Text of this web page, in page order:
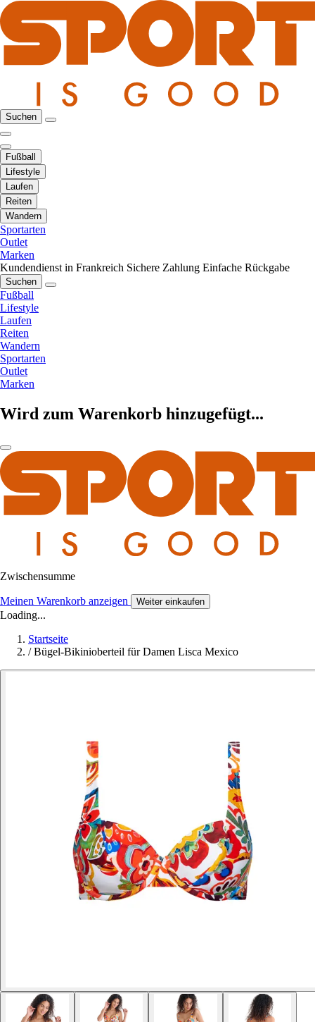
Suchen
Fußball
Lifestyle
Laufen
Reiten
Wandern
Sportarten
Outlet
Marken
Kundendienst in Frankreich Sichere Zahlung Einfache Rückgabe
Suchen
Fußball
Lifestyle
Laufen
Reiten
Wandern
Sportarten
Outlet
Marken
Wird zum Warenkorb hinzugefügt...
Zwischensumme
Meinen Warenkorb anzeigen Weiter einkaufen
Loading...
Startseite
/ Bügel-Bikinioberteil für Damen Lisca Mexico